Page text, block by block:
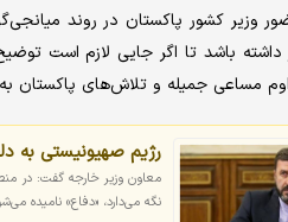
وزیر کشور پاکستان در روند
باشد تا اگر جایی لازم است
مساعی جمیله و تلاش‌های پاکستان
رژیم صهیونیستی به
معاون وزیر خارجه گفت: در
نگه می‌دارد، «دفاع» نامیده